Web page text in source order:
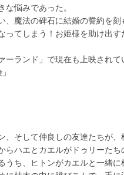
な悩みであった。
魔法の碑石に結婚の誓約を
ってしまう！お姫様を助け出す
ランド」で現在も上映されて
そして仲良しの友達たちが
らハエとカエルがドゥリーたち
ち、ヒトンがカエルと一緒に